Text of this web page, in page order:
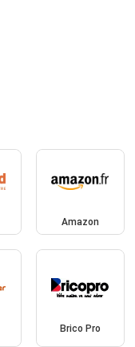
Amazon
Brico Pro